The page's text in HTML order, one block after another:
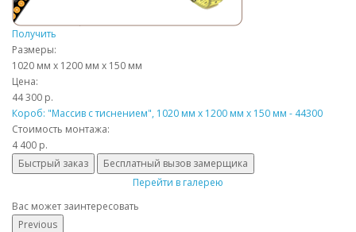
Получить
Размеры:
1020 мм x 1200 мм x 150 мм
Цена:
44 300 р.
Короб: "Массив с тиснением", 1020 мм x 1200 мм x 150 мм - 44300
Стоимость монтажа:
4 400 р.
Быстрый заказ
Бесплатный вызов замерщика
Перейти в галерею
Вас может заинтересовать
Previous